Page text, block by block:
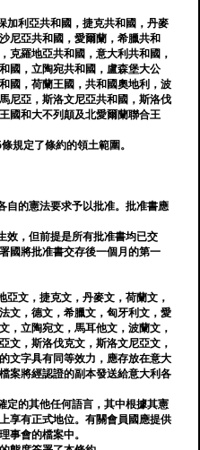
加利亞共和國，捷克共和國，丹麥
尼亞共和國，愛爾蘭，希臘共和
克羅地亞共和國，意大利共和國，
國，立陶宛共和國，盧森堡大公
國，荷蘭王國，共和國奧地利，波
尼亞，斯洛文尼亞共和國，斯洛伐
國和大不列顛及北愛爾蘭聯合王
規定了條約的領土範圍。
自的憲法要求予以批准。批准書應
效，但前提是所有批准書均已交
國將批准書交存後一個月的第一
亞文，捷克文，丹麥文，荷蘭文，
文，德文，希臘文，匈牙利文，愛
，立陶宛文，馬耳他文，波蘭文，
文，斯洛伐克文，斯洛文尼亞文，
文字具有同等效力，應存放在意大
案將經認證的副本發送給意大利各
定的其他任何語言，其中根據其憲
享有正式地位。有關會員國應提供
事會的檔案中。